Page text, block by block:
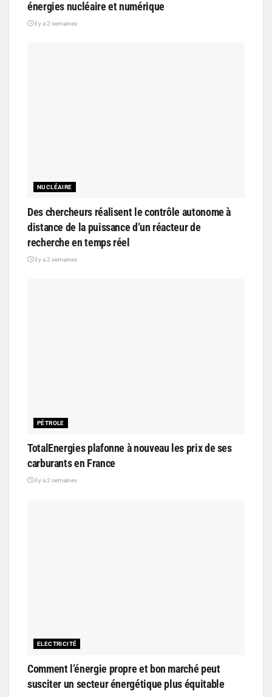
énergies nucléaire et numérique
il y a 2 semaines
NUCLÉAIRE
Des chercheurs réalisent le contrôle autonome à
distance de la puissance d’un réacteur de
recherche en temps réel
il y a 2 semaines
PÉTROLE
TotalEnergies plafonne à nouveau les prix de ses
carburants en France
il y a 2 semaines
ELECTRICITÉ
Comment l’énergie propre et bon marché peut
susciter un secteur énergétique plus équitable